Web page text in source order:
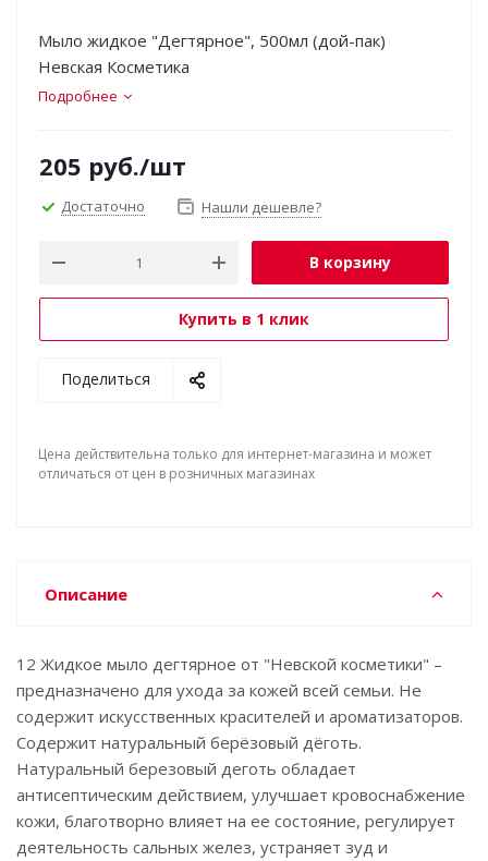
Мыло жидкое "Дегтярное", 500мл (дой-пак)
Невская Косметика
Подробнее
205 руб./шт
Достаточно Нашли дешевле?
В корзину
Купить в 1 клик
Поделиться
Цена действительна только для интернет-магазина и может
отличаться от цен в розничных магазинах
Описание
12 Жидкое мыло дегтярное от "Невской косметики" –
предназначено для ухода за кожей всей семьи. Не
содержит искусственных красителей и ароматизаторов.
Содержит натуральный берёзовый дёготь.
Натуральный березовый деготь обладает
антисептическим действием, улучшает кровоснабжение
кожи, благотворно влияет на ее состояние, регулирует
деятельность сальных желез, устраняет зуд и